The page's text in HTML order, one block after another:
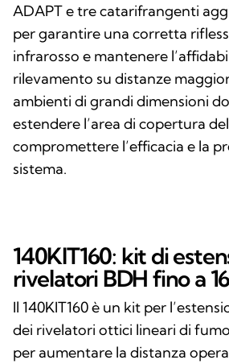
ADAPT e tre catarifrangenti
per garantire una corretta
infrarosso e mantenere
rilevamento su distanze
ambienti di grandi dimensioni
estendere l’area di copertura
compromettere l’efficacia e la
sistema.
140KIT160: kit di
rivelatori BDH fino a
Il 140KIT160 è un kit per
dei rivelatori ottici lineari di
per aumentare la distanza